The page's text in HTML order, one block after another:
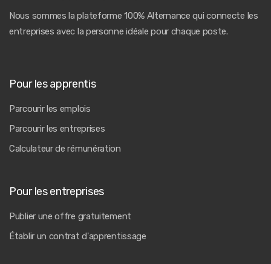
Nous sommes la plateforme 100% Alternance qui connecte les
entreprises avec la personne idéale pour chaque poste.
Pour les apprentis
Parcourir les emplois
Parcourir les entreprises
Calculateur de rémunération
Pour les entreprises
Publier une offre gratuitement
Établir un contrat d'apprentissage